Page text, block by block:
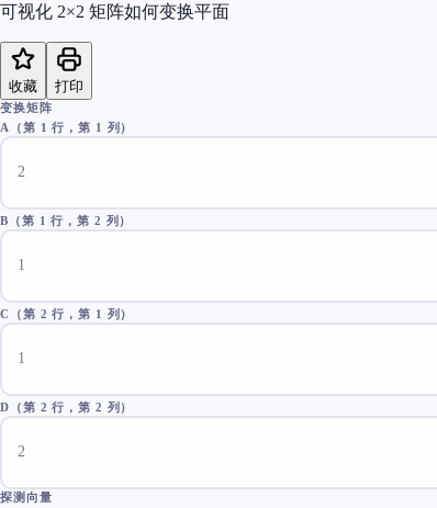
可视化 2×2 矩阵如何变换平面
收藏 打印
变换矩阵
A（第 1 行，第 1 列）
B（第 1 行，第 2 列）
C（第 2 行，第 1 列）
D（第 2 行，第 2 列）
探测向量